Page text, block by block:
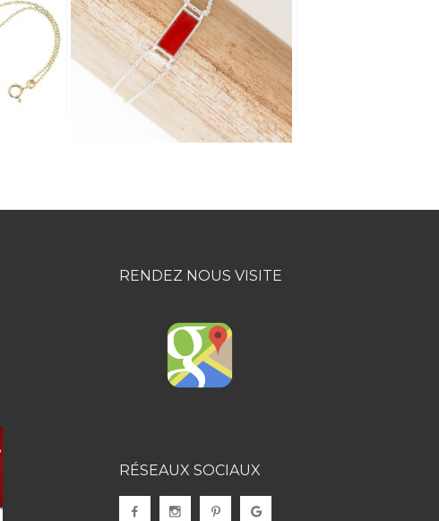
RENDEZ NOUS VISITE
RÉSEAUX SOCIAUX